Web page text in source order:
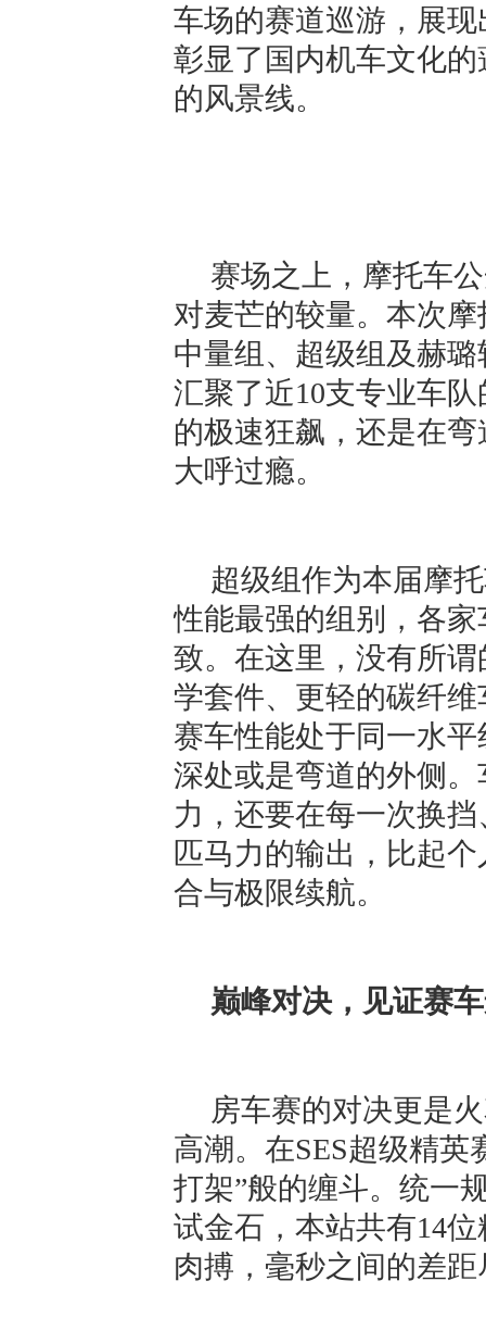
车场的赛道巡游，展
彰显了国内机车文化
的风景线。
赛场之上，摩托车
对麦芒的较量。本次
中量组、超级组及赫
汇聚了近10支专业车
的极速狂飙，还是在
大呼过瘾。
超级组作为本届摩
性能最强的组别，各
致。在这里，没有所
学套件、更轻的碳纤
赛车性能处于同一水
深处或是弯道的外侧
力，还要在每一次换
匹马力的输出，比起
合与极限续航。
巅峰对决，见证赛
房车赛的对决更是
高潮。在SES超级精
打架”般的缠斗。统一
试金石，本站共有14
肉搏，毫秒之间的差